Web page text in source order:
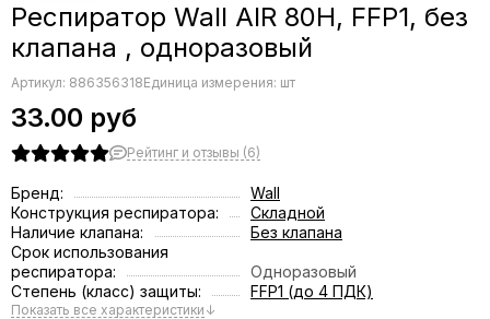
Респиратор Wall AIR 80H, FFP1, без
клапана , одноразовый
Артикул: 886356318Единица измерения: шт
33.00 руб
Рейтинг и отзывы (6)
Бренд:
Wall
Конструкция респиратора:
Складной
Наличие клапана:
Без клапана
Срок использования
респиратора:
Одноразовый
Степень (класс) защиты:
FFP1 (до 4 ПДК)
Показать все характеристики ↓